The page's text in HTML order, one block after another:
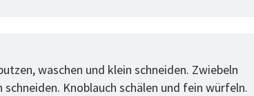
waschen und klein schneiden. Zwiebeln
schneiden. Knoblauch schälen und fein würfeln.